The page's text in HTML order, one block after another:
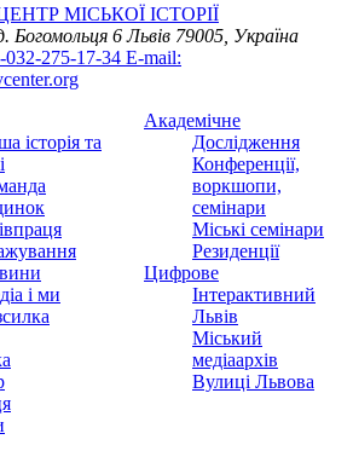
МІСЬКОЇ ІСТОРІЇ
Богомольця 6Львів 79005, Україна
032-275-17-34 E-mail:
історія та
і ми
Академічне
Дослідження
Конференції,
воркшопи,
семінари
Міські семінари
Резиденції
Цифрове
Інтерактивний
Львів
Міський
медіаархів
Вулиці Львова